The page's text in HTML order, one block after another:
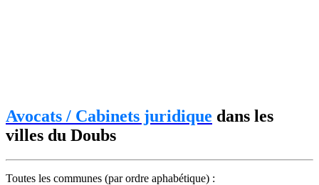
Avocats / Cabinets juridique dans les
villes du Doubs
Toutes les communes (par ordre aphabétique) :